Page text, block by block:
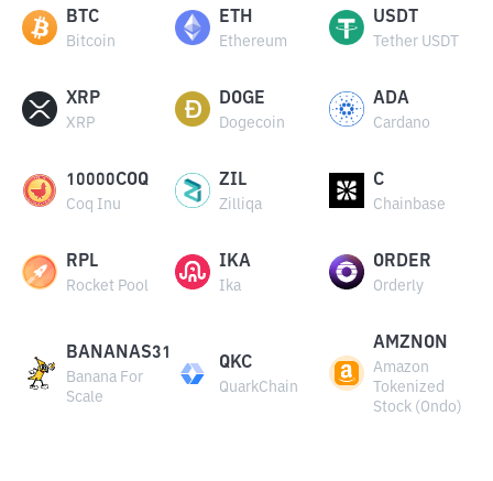
BTC
Bitcoin
ETH
Ethereum
USDT
Tether USDT
XRP
XRP
DOGE
Dogecoin
ADA
Cardano
10000COQ
Coq Inu
ZIL
Zilliqa
C
Chainbase
RPL
Rocket Pool
IKA
Ika
ORDER
Orderly
BANANAS31
Banana For
Scale
QKC
QuarkChain
AMZNON
Amazon
Tokenized
Stock (Ondo)